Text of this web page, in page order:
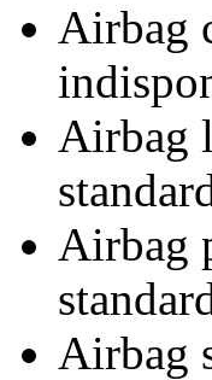
Airbag
Airbag
Airbag
Airbag